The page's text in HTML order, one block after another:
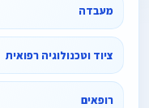
מעבדה
ציוד וטכנולוגיה רפואית
רופאים